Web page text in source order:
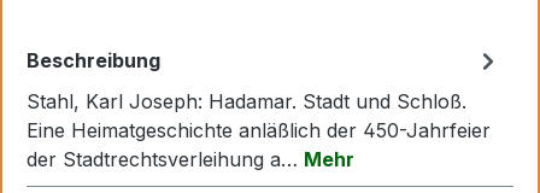
Beschreibung
Stahl, Karl Joseph: Hadamar. Stadt und Schloß.
Eine Heimatgeschichte anläßlich der 450-Jahrfeier
der Stadtrechtsverleihung a… Mehr